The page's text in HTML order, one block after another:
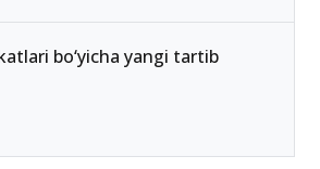
bo‘yicha yangi tartib